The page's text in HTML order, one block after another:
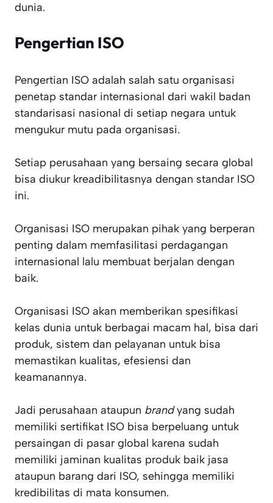
dunia.
Pengertian ISO
Pengertian ISO adalah salah satu organisasi
penetap standar internasional dari wakil badan
standarisasi nasional di setiap negara untuk
mengukur mutu pada organisasi.
Setiap perusahaan yang bersaing secara global
bisa diukur kreadibilitasnya dengan standar ISO
ini.
Organisasi ISO merupakan pihak yang berperan
penting dalam memfasilitasi perdagangan
internasional lalu membuat berjalan dengan
baik.
Organisasi ISO akan memberikan spesifikasi
kelas dunia untuk berbagai macam hal, bisa dari
produk, sistem dan pelayanan untuk bisa
memastikan kualitas, efesiensi dan
keamanannya.
Jadi perusahaan ataupun brandyang sudah
memiliki sertifikat ISO bisa berpeluang untuk
persaingan di pasar global karena sudah
memiliki jaminan kualitas produk baik jasa
ataupun barang dari ISO, sehingga memiliki
kredibilitas di mata konsumen.